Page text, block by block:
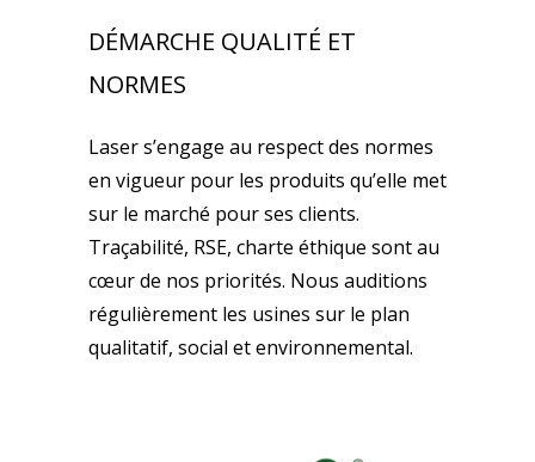
DÉMARCHE QUALITÉ ET
NORMES
Laser s’engage au respect des normes
en vigueur pour les produits qu’elle met
sur le marché pour ses clients.
Traçabilité, RSE, charte éthique sont au
cœur de nos priorités. Nous auditions
régulièrement les usines sur le plan
qualitatif, social et environnemental.